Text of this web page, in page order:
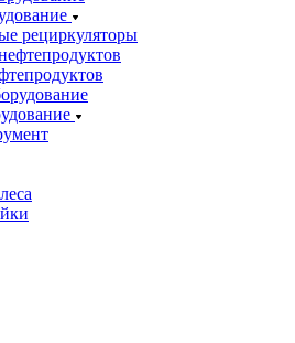
рециркуляторы